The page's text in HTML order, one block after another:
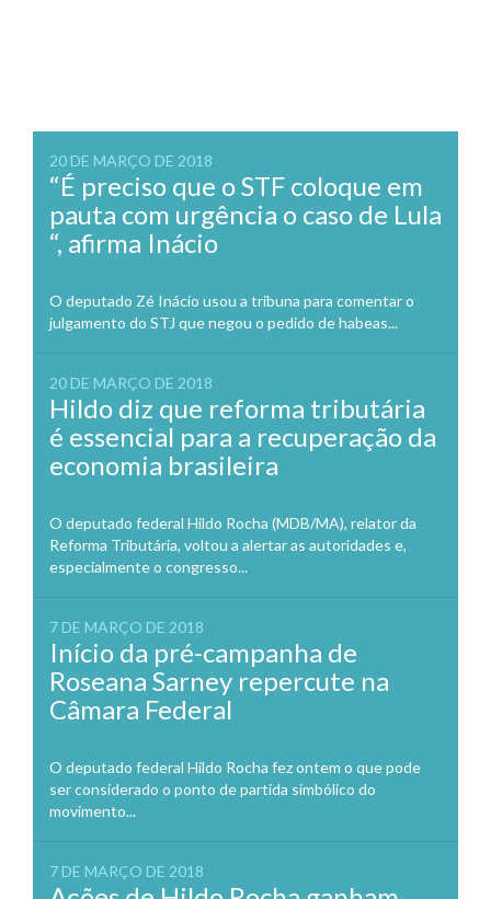
20 DE MARÇO DE 2018
“É preciso que o STF coloque em
pauta com urgência o caso de Lula
“, afirma Inácio
O deputado Zé Inácio usou a tribuna para comentar o
julgamento do STJ que negou o pedido de habeas...
20 DE MARÇO DE 2018
Hildo diz que reforma tributária
é essencial para a recuperação da
economia brasileira
O deputado federal Hildo Rocha (MDB/MA), relator da
Reforma Tributária, voltou a alertar as autoridades e,
especialmente o congresso...
7 DE MARÇO DE 2018
Início da pré-campanha de
Roseana Sarney repercute na
Câmara Federal
O deputado federal Hildo Rocha fez ontem o que pode
ser considerado o ponto de partida simbólico do
movimento...
7 DE MARÇO DE 2018